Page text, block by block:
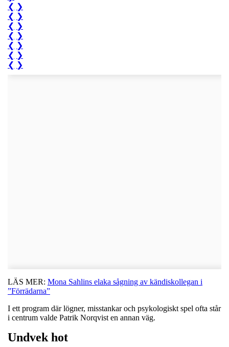
❮ ❯
❮ ❯
❮ ❯
❮ ❯
❮ ❯
❮ ❯
❮ ❯
LÄS MER: Mona Sahlins elaka sågning av kändiskollegan i
”Förrädarna”
I ett program där lögner, misstankar och psykologiskt spel ofta står
i centrum valde Patrik Norqvist en annan väg.
Undvek hot